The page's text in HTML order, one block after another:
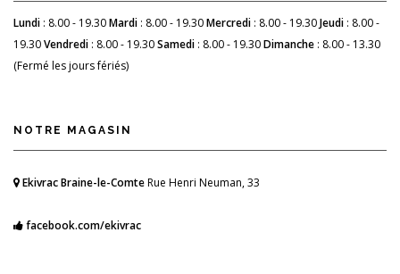
Lundi : 8.00 - 19.30Mardi : 8.00 - 19.30Mercredi : 8.00 - 19.30Jeudi : 8.00 -
19.30Vendredi : 8.00 - 19.30Samedi : 8.00 - 19.30Dimanche : 8.00 - 13.30
(Fermé les jours fériés)
NOTRE MAGASIN
Ekivrac Braine-le-ComteRue Henri Neuman, 33
facebook.com/ekivrac